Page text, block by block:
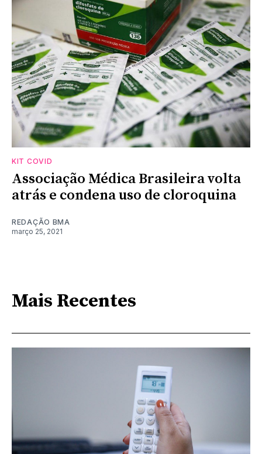
KIT COVID
Associação Médica Brasileira volta
atrás e condena uso de cloroquina
REDAÇÃO BMA
março 25, 2021
Mais Recentes